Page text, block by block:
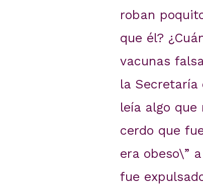
roban
que él?
vacunas
la Secretaría
leía algo
cerdo que
era obeso\”
fue